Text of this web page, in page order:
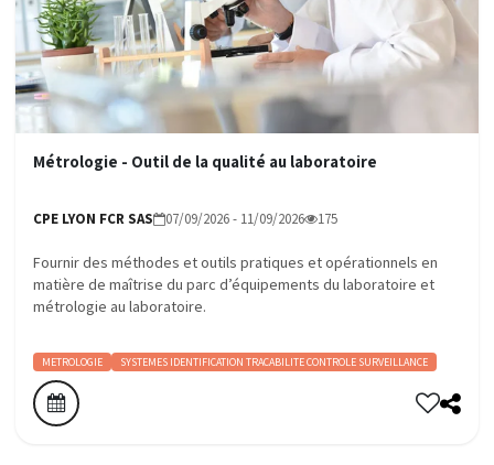
Métrologie - Outil de la qualité au laboratoire
CPE LYON FCR SAS 07/09/2026 - 11/09/2026 175
Fournir des méthodes et outils pratiques et opérationnels en
matière de maîtrise du parc d’équipements du laboratoire et
métrologie au laboratoire.
METROLOGIE SYSTEMES IDENTIFICATION TRACABILITE CONTROLE SURVEILLANCE